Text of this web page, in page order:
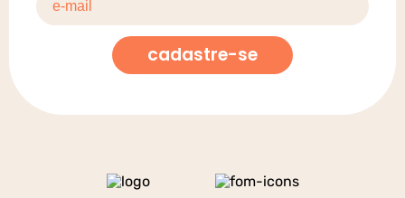
cadastre-se